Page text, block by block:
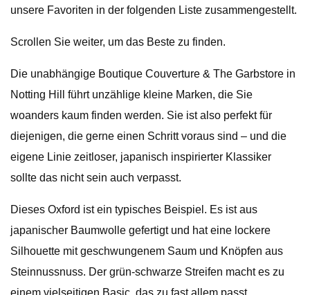
unsere Favoriten in der folgenden Liste zusammengestellt.
Scrollen Sie weiter, um das Beste zu finden.
Die unabhängige Boutique Couverture & The Garbstore in
Notting Hill führt unzählige kleine Marken, die Sie
woanders kaum finden werden. Sie ist also perfekt für
diejenigen, die gerne einen Schritt voraus sind – und die
eigene Linie zeitloser, japanisch inspirierter Klassiker
sollte das nicht sein auch verpasst.
Dieses Oxford ist ein typisches Beispiel. Es ist aus
japanischer Baumwolle gefertigt und hat eine lockere
Silhouette mit geschwungenem Saum und Knöpfen aus
Steinnussnuss. Der grün-schwarze Streifen macht es zu
einem vielseitigen Basic, das zu fast allem passt.